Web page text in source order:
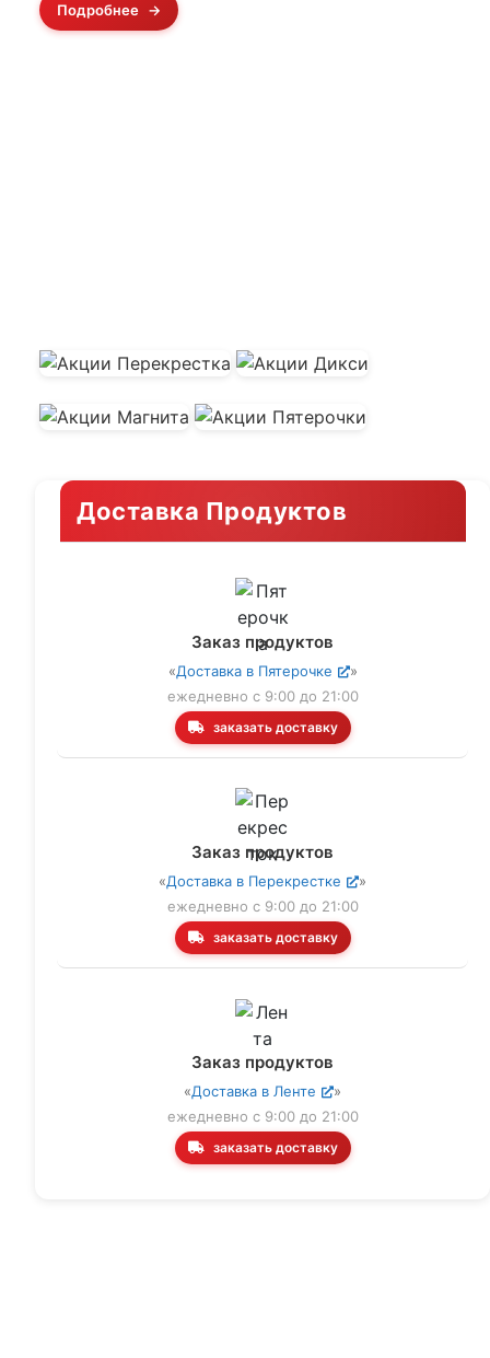
Подробнее
Доставка Продуктов
Заказ продуктов
«Доставка в Пятерочке
»
ежедневно с 9:00 до 21:00
заказать доставку
Заказ продуктов
«Доставка в Перекрестке
»
ежедневно с 9:00 до 21:00
заказать доставку
Заказ продуктов
«Доставка в Ленте
»
ежедневно с 9:00 до 21:00
заказать доставку